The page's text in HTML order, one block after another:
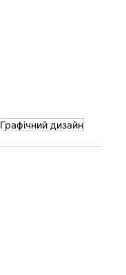
Графічний дизайн